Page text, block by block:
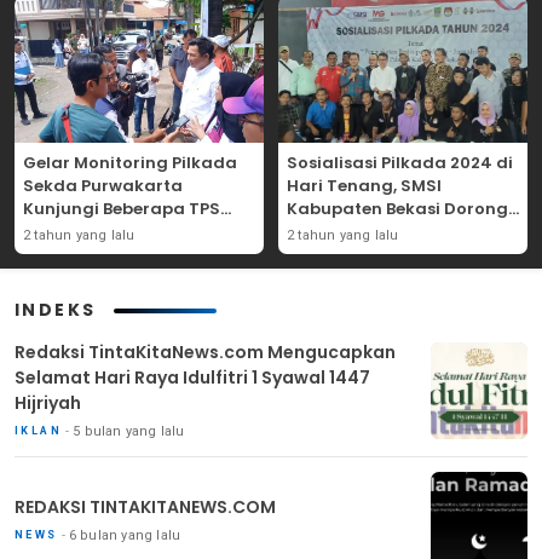
Gelar Monitoring Pilkada
Sekda Purwakarta
Kunjungi Beberapa TPS
Yang Ada Di Purwakarta
2 tahun yang lalu
Sosialisasi Pilkada 2024 di
Hari Tenang, SMSI
Kabupaten Bekasi Dorong
Angka Partisipasi
Masyarakat
2 tahun yang lalu
INDEKS
Redaksi TintaKitaNews.com Mengucapkan
Selamat Hari Raya Idulfitri 1 Syawal 1447
Hijriyah
IKLAN 5 bulan yang lalu
REDAKSI TINTAKITANEWS.COM
NEWS 6 bulan yang lalu